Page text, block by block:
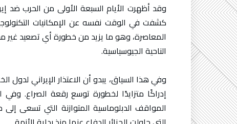
وقد أظهرت الأيام السبعة الأولى من الحرب ضد
كشفت في الوقت نفسه عن الإمكانيات
المعاصرة، وهو ما يزيد من خطورة أي تصعيد
الناحية الجيوسياسية.
وفي هذا السياق، يبدو أن الاعتذار الإيراني
إدراكًا متزايدًا لخطورة توسع رقعة الصراع.
المواقف الدبلوماسية المتوازنة التي تسعى